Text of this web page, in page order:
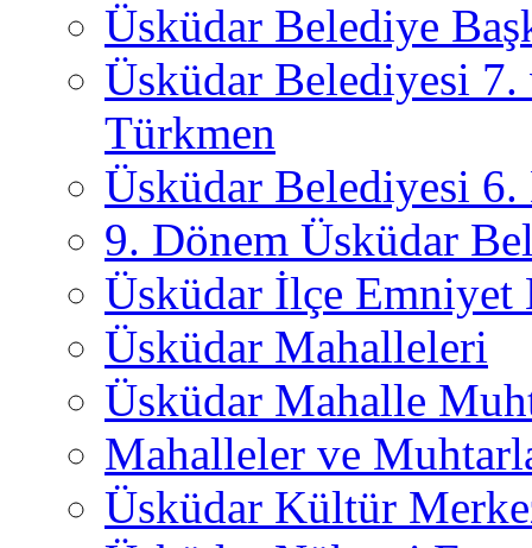
Üsküdar Belediye
Üsküdar Belediyesi
Türkmen
Üsküdar Belediyesi 6.
9. Dönem Üsküdar
Üsküdar İlçe
Üsküdar Mahalleleri
Üsküdar Mahalle
Mahalleler ve
Üsküdar Kültür